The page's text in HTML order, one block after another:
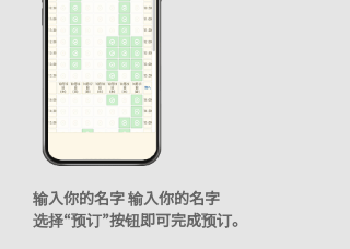
输入你的名字 输入你的名字
选择“预订”按钮即可完成预订。